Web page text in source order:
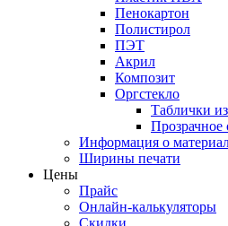
Пенокартон
Полистирол
ПЭТ
Акрил
Композит
Оргстекло
Таблички
Прозрачное
Информация о
Ширины печати
Цены
Прайс
Онлайн-калькуляторы
Скидки